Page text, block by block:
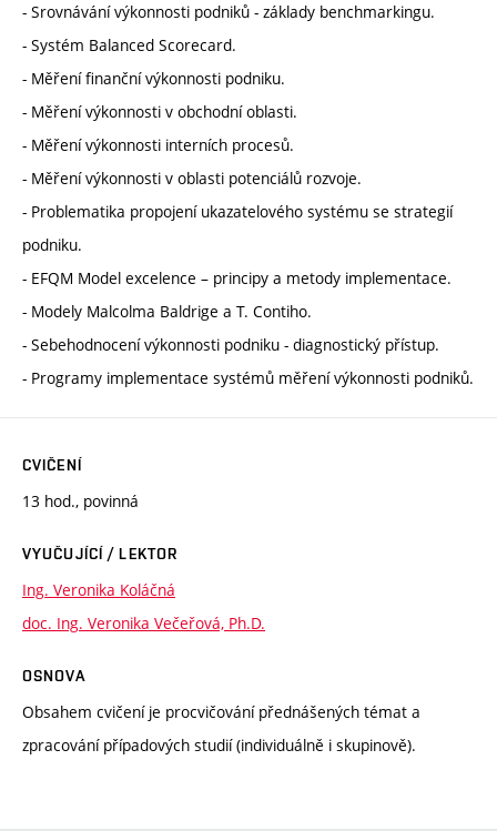
- Srovnávání výkonnosti podniků - základy benchmarkingu.
- Systém Balanced Scorecard.
- Měření finanční výkonnosti podniku.
- Měření výkonnosti v obchodní oblasti.
- Měření výkonnosti interních procesů.
- Měření výkonnosti v oblasti potenciálů rozvoje.
- Problematika propojení ukazatelového systému se strategií
podniku.
- EFQM Model excelence – principy a metody implementace.
- Modely Malcolma Baldrige a T. Contiho.
- Sebehodnocení výkonnosti podniku - diagnostický přístup.
- Programy implementace systémů měření výkonnosti podniků.
CVIČENÍ
13 hod., povinná
VYUČUJÍCÍ / LEKTOR
Ing. Veronika Koláčná
doc. Ing. Veronika Večeřová, Ph.D.
OSNOVA
Obsahem cvičení je procvičování přednášených témat a
zpracování případových studií (individuálně i skupinově).